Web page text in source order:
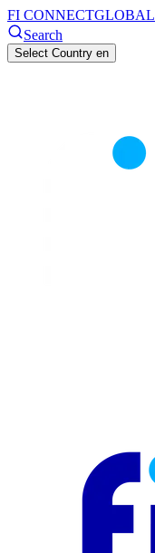
FI CONNECTGLOBAL
Search
Select Country en